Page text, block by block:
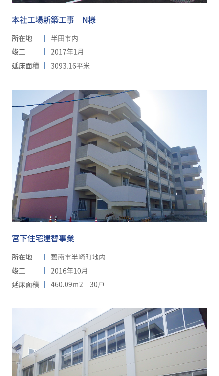
本社工場新築工事 N様
所在地
半田市内
竣工
2017年1月
延床面積
3093.16平米
宮下住宅建替事業
所在地
碧南市半崎町地内
竣工
2016年10月
延床面積
460.09ｍ2 30戸